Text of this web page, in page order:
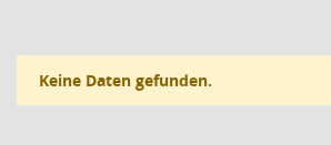
Keine Daten gefunden.